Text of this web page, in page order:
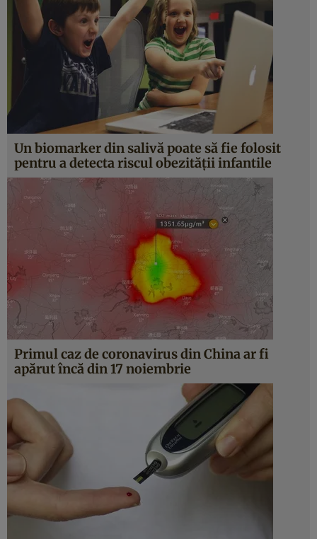
Un biomarker din salivă poate să fie folosit
pentru a detecta riscul obezităţii infantile
Primul caz de coronavirus din China ar fi
apărut încă din 17 noiembrie